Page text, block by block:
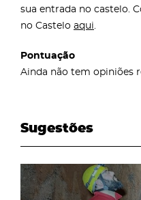
sua entrada no castelo.
no Castelo aqui.
Pontuação
Ainda não tem opiniões
Sugestões
page